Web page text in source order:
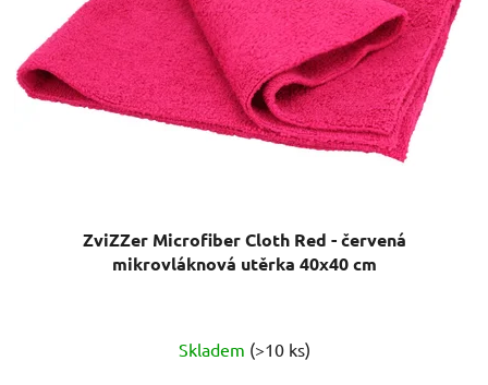
ZviZZer Microfiber Cloth Red - červená
mikrovláknová utěrka 40x40 cm
Skladem (>10 ks)